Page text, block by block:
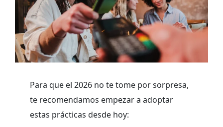
Para que el 2026 no te tome por sorpresa,
te recomendamos empezar a adoptar
estas prácticas desde hoy: